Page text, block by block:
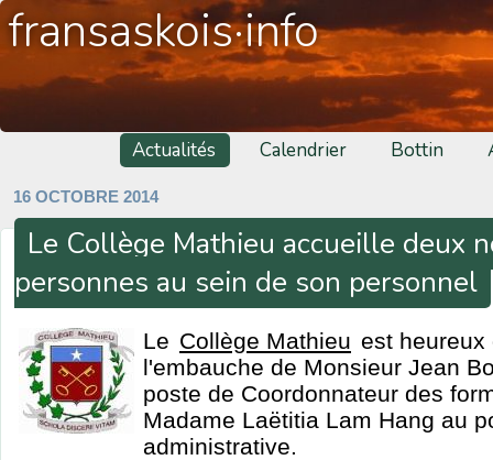
fransaskois·info
Actualités Calendrier Bottin
16 OCTOBRE 2014
Le Collège Mathieu accueille deux
personnes au sein de son personnel
Le Collège Mathieu est heureux
l'embauche de Monsieur Jean
poste de Coordonnateur des
Madame Laëtitia Lam Hang au
administrative.